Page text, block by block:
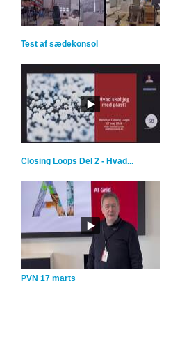
Test af sædekonsol
Closing Loops Del 2 - Hvad...
PVN 17 marts